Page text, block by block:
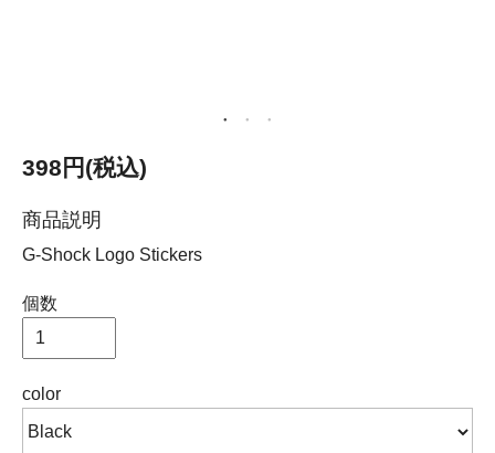
398円(税込)
商品説明
G-Shock Logo Stickers
個数
color